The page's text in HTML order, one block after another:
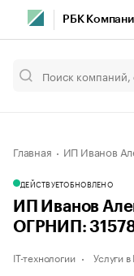
РБК
Главная ИП Иванов
ДЕЙСТВУЕТОБНОВЛЕНО
ИП Иванов
ОГРНИП:
IT-технологии Услуги в